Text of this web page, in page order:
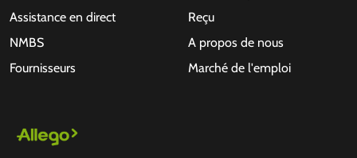
Assistance en direct
NMBS
Fournisseurs
Reçu
A propos de nous
Marché de l'emploi